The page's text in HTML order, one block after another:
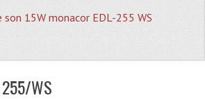
Promotions
Location De Matériel
son 15W monacor EDL-255 WS
255/WS